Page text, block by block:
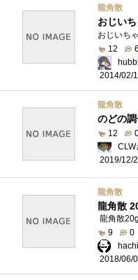
龍角散
おじい
12
6
2014/02/
龍角散
のどの調
12
CLW
2019/12/
龍角散
龍角散
9
0
2018/06/